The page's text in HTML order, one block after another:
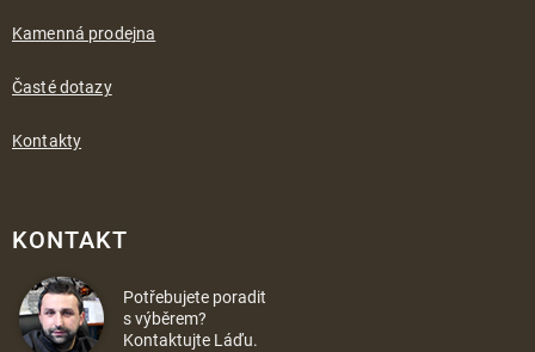
Kamenná prodejna
Časté dotazy
Kontakty
KONTAKT
Potřebujete poradit
s výběrem?
Kontaktujte Láďu.